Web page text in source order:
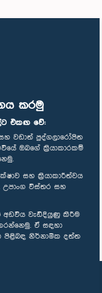
කරමු
එකඟ වේ:
වඩාත් පුද්ගලාරෝපිත
ඔබගේ ක්‍රියාකාරකම්
සහ ක්‍රියාකාරීත්වය
විස්තර සහ
අඩවිය වැඩිදියුණු කිරීම
ඒ සඳහා
පිළිබඳ නිර්නාමික දත්ත